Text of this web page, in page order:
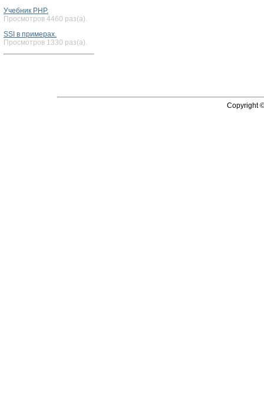
Учебник PHP.
Просмотров 4460 раз(а).
SSI в примерах.
Просмотров 1330 раз(а).
Copyright